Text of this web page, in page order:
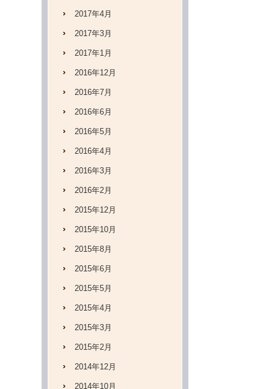
2017年4月
2017年3月
2017年1月
2016年12月
2016年7月
2016年6月
2016年5月
2016年4月
2016年3月
2016年2月
2015年12月
2015年10月
2015年8月
2015年6月
2015年5月
2015年4月
2015年3月
2015年2月
2014年12月
2014年10月